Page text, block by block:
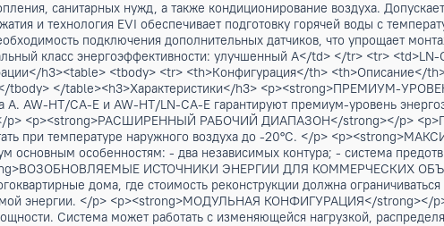
охлаждением конденсатора, высокая температура воды
отопления, санитарных нужд, а также кондиционирование
сжатия и технология EVI обеспечивает подготовку горячей
необходимость подключения дополнительных датчиков,
класс энергоэффективности: улучшенный А</td> </
h3><table> <tbody> <tr> <th>Конфигурация</th>
</tr> </tbody> </table><h3>Характеристики</h3>